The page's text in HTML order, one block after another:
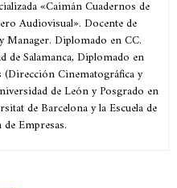
«Caimán Cuadernos de
Audiovisual». Docente de
Diplomado en CC.
de Salamanca, Diplomado en
Cinematográfica y
de León y Posgrado en
de Barcelona y la Escuela de
Empresas.